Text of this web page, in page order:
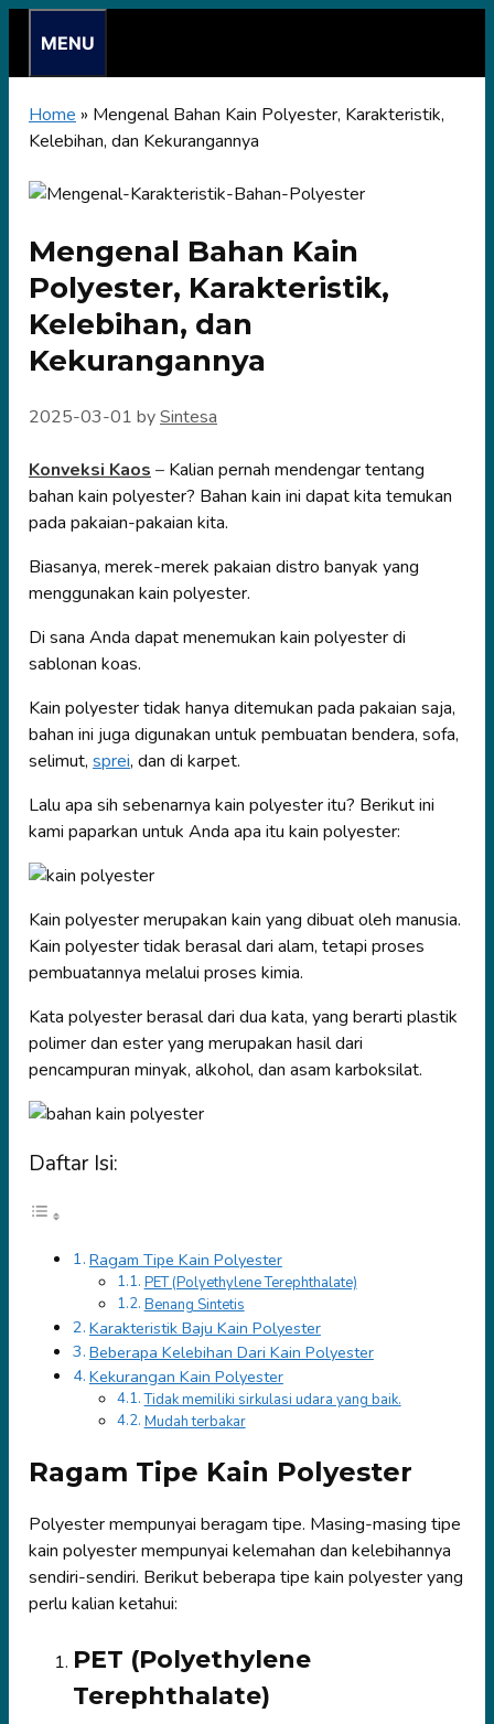
content
MENU
Home » Mengenal Bahan Kain Polyester, Karakteristik,
Kelebihan, dan Kekurangannya
Mengenal Bahan Kain
Polyester, Karakteristik,
Kelebihan, dan
Kekurangannya
2025-03-01 bySintesa
Konveksi Kaos – Kalian pernah mendengar tentang
bahan kain polyester? Bahan kain ini dapat kita temukan
pada pakaian-pakaian kita.
Biasanya, merek-merek pakaian distro banyak yang
menggunakan kain polyester.
Di sana Anda dapat menemukan kain polyester di
sablonan koas.
Kain polyester tidak hanya ditemukan pada pakaian saja,
bahan ini juga digunakan untuk pembuatan bendera, sofa,
selimut, sprei, dan di karpet.
Lalu apa sih sebenarnya kain polyester itu? Berikut ini
kami paparkan untuk Anda apa itu kain polyester:
Kain polyester merupakan kain yang dibuat oleh manusia.
Kain polyester tidak berasal dari alam, tetapi proses
pembuatannya melalui proses kimia.
Kata polyester berasal dari dua kata, yang berarti plastik
polimer dan ester yang merupakan hasil dari
pencampuran minyak, alkohol, dan asam karboksilat.
Daftar Isi:
Ragam Tipe Kain Polyester
PET (Polyethylene Terephthalate)
Benang Sintetis
Karakteristik Baju Kain Polyester
Beberapa Kelebihan Dari Kain Polyester
Kekurangan Kain Polyester
Tidak memiliki sirkulasi udara yang baik.
Mudah terbakar
Ragam Tipe Kain Polyester
Polyester mempunyai beragam tipe. Masing-masing tipe
kain polyester mempunyai kelemahan dan kelebihannya
sendiri-sendiri. Berikut beberapa tipe kain polyester yang
perlu kalian ketahui:
PET (Polyethylene
Terephthalate)